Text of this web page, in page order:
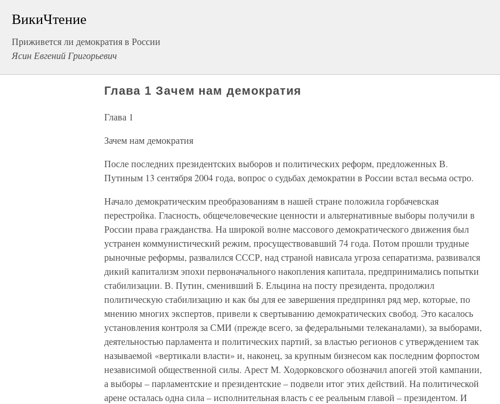
ВикиЧтение
Приживется ли демократия в России
Ясин Евгений Григорьевич
Глава 1 Зачем нам демократия
Глава 1
Зачем нам демократия
После последних президентских выборов и политических реформ, предложенных В.
Путиным 13 сентября 2004 года, вопрос о судьбах демократии в России встал весьма остро.
Начало демократическим преобразованиям в нашей стране положила горбачевская
перестройка. Гласность, общечеловеческие ценности и альтернативные выборы получили в
России права гражданства. На широкой волне массового демократического движения был
устранен коммунистический режим, просуществовавший 74 года. Потом прошли трудные
рыночные реформы, развалился СССР, над страной нависала угроза сепаратизма, развивался
дикий капитализм эпохи первоначального накопления капитала, предпринимались попытки
стабилизации. В. Путин, сменивший Б. Ельцина на посту президента, продолжил
политическую стабилизацию и как бы для ее завершения предпринял ряд мер, которые, по
мнению многих экспертов, привели к свертыванию демократических свобод. Это касалось
установления контроля за СМИ (прежде всего, за федеральными телеканалами), за выборами,
деятельностью парламента и политических партий, за властью регионов с утверждением так
называемой «вертикали власти» и, наконец, за крупным бизнесом как последним форпостом
независимой общественной силы. Арест М. Ходорковского обозначил апогей этой кампании,
а выборы – парламентские и президентские – подвели итог этих действий. На политической
арене осталась одна сила – исполнительная власть с ее реальным главой – президентом. И